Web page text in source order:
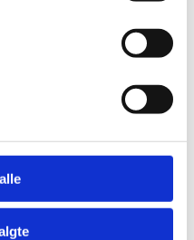
ordningens
en kortere